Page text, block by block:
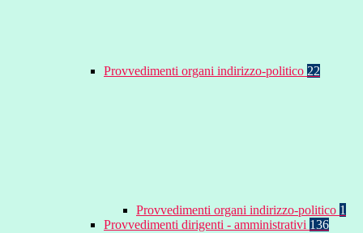
Provvedimenti organi indirizzo-politico 22
Provvedimenti organi indirizzo-politico 1
Provvedimenti dirigenti - amministrativi 136